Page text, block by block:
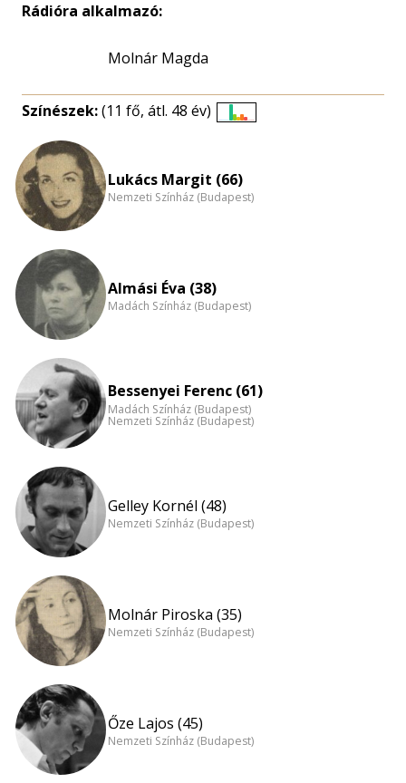
Rádióra alkalmazó:
Molnár Magda
Színészek:(11 fő, átl. 48 év)
nagyítása
Lukács Margit (66)
Nemzeti Színház (Budapest)
Almási Éva (38)
Madách Színház (Budapest)
Bessenyei Ferenc (61)
Madách Színház (Budapest)
Nemzeti Színház (Budapest)
Gelley Kornél (48)
Nemzeti Színház (Budapest)
Molnár Piroska (35)
Nemzeti Színház (Budapest)
Őze Lajos (45)
Nemzeti Színház (Budapest)